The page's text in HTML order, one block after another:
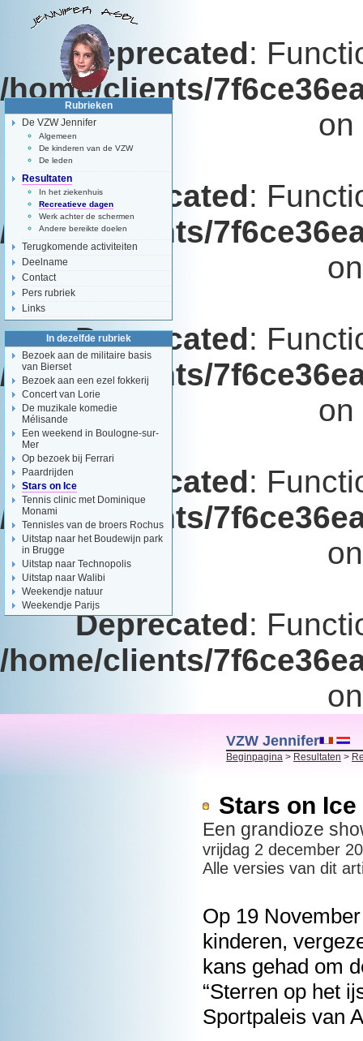
Deprecated:
/home/clients/
Deprecated:
/home/clients/
Deprecated:
/home/clients/
Deprecated:
/home/clients/
Deprecated:
/home/clients/
VZW Jennifer
Beginpagina > Resultaten >
Stars on Ice
Een grandioze
vrijdag 2 december
Alle versies van dit
Op 19
kinderen,
kans gehad om
“Sterren op het
Sportpaleis van
Rubrieken
De VZW Jennifer
Algemeen
De kinderen van de VZW
De leden
Resultaten
In het ziekenhuis
Recreatieve dagen
Werk achter de schermen
Andere bereikte doelen
Terugkomende activiteiten
Deelname
Contact
Pers rubriek
Links
In dezelfde rubriek
Bezoek aan de militaire basis
van Bierset
Bezoek aan een ezel fokkerij
Concert van Lorie
De muzikale komedie
Mélisande
Een weekend in Boulogne-sur-
Mer
Op bezoek bij Ferrari
Paardrijden
Stars on Ice
Tennis clinic met Dominique
Monami
Tennisles van de broers Rochus
Uitstap naar het Boudewijn park
in Brugge
Uitstap naar Technopolis
Uitstap naar Walibi
Weekendje natuur
Weekendje Parijs